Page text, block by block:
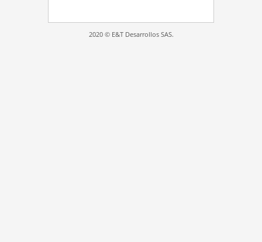
2020 © E&T Desarrollos SAS.